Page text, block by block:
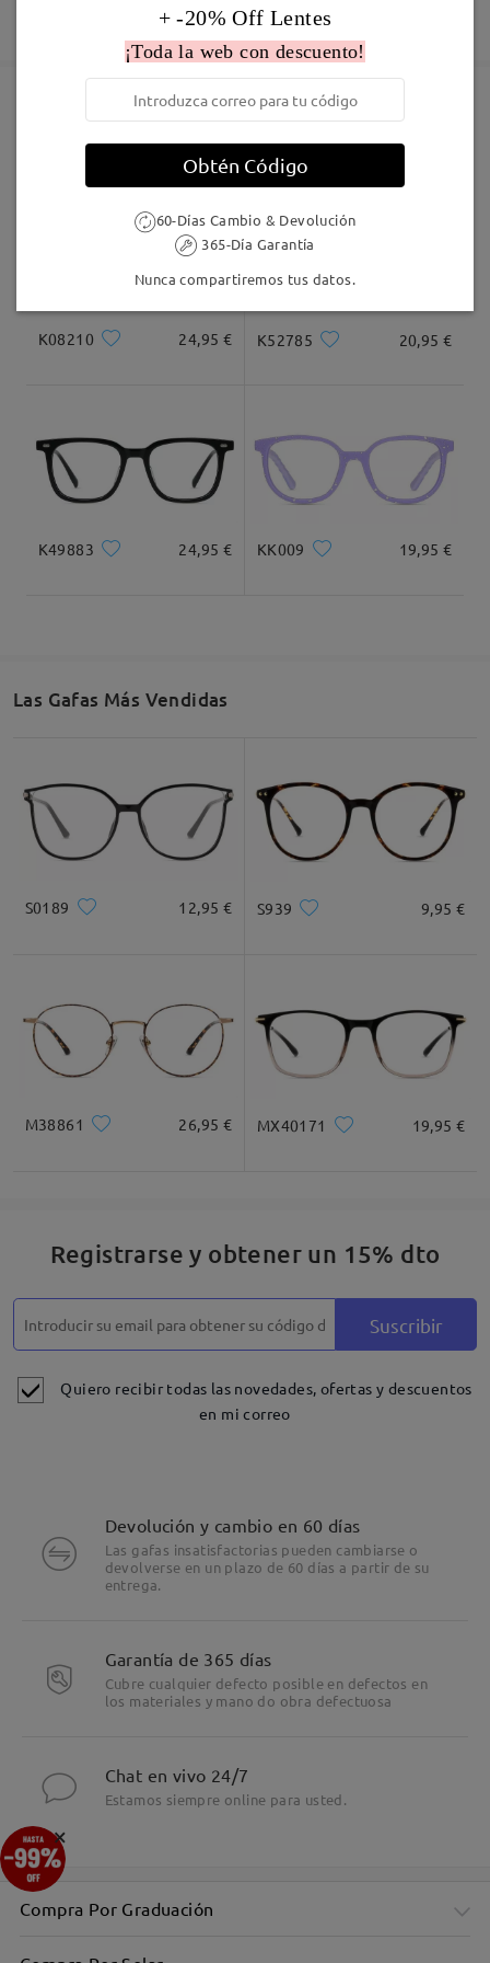
5-7 días laborales detalles
Garantía de 365 días
Descubrir Más
K08210 24,95 € K52785 20,95 €
K49883 24,95 € KK009 19,95 €
Las Gafas Más Vendidas
S0189 12,95 € S939 9,95 €
M38861 26,95 € MX40171 19,95 €
Registrarse y obtener un 15% dto
Suscribir
Quiero recibir todas las novedades, ofertas y descuentos
en mi correo
Devolución y cambio en 60 días
Las gafas insatisfactorias pueden cambiarse o
devolverse en un plazo de 60 días a partir de su
entrega.
Garantía de 365 días
Cubre cualquier defecto posible en defectos en
los materiales y mano do obra defectuosa
Chat en vivo 24/7
Estamos siempre online para usted.
Compra Por Graduación
×
+ -20% Off Lentes
¡Toda la web con descuento!
Obtén Código
60-Días Cambio & Devolución
365-Día Garantía
Nunca compartiremos tus datos.